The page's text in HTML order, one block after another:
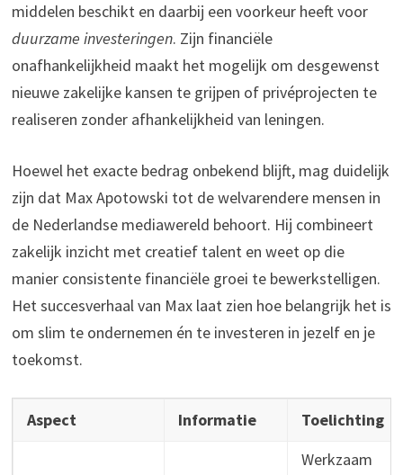
middelen beschikt en daarbij een voorkeur heeft voor
duurzame investeringen. Zijn financiële
onafhankelijkheid maakt het mogelijk om desgewenst
nieuwe zakelijke kansen te grijpen of privéprojecten te
realiseren zonder afhankelijkheid van leningen.
Hoewel het exacte bedrag onbekend blijft, mag duidelijk
zijn dat Max Apotowski tot de welvarendere mensen in
de Nederlandse mediawereld behoort. Hij combineert
zakelijk inzicht met creatief talent en weet op die
manier consistente financiële groei te bewerkstelligen.
Het succesverhaal van Max laat zien hoe belangrijk het is
om slim te ondernemen én te investeren in jezelf en je
toekomst.
Aspect Informatie Toelichting
Werkzaam